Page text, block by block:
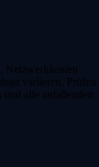
Netzwerkkosten
variieren. Prüfen
und alle anfallenden